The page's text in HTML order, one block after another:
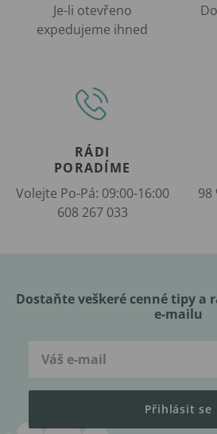
Je-li otevřeno
expedujeme ihned
RÁDI
PORADÍME
Volejte Po-Pá: 09:00-16:00
608 267 033
98
Dostaňte veškeré cenné tipy a
e-mailu
Přihlásit se